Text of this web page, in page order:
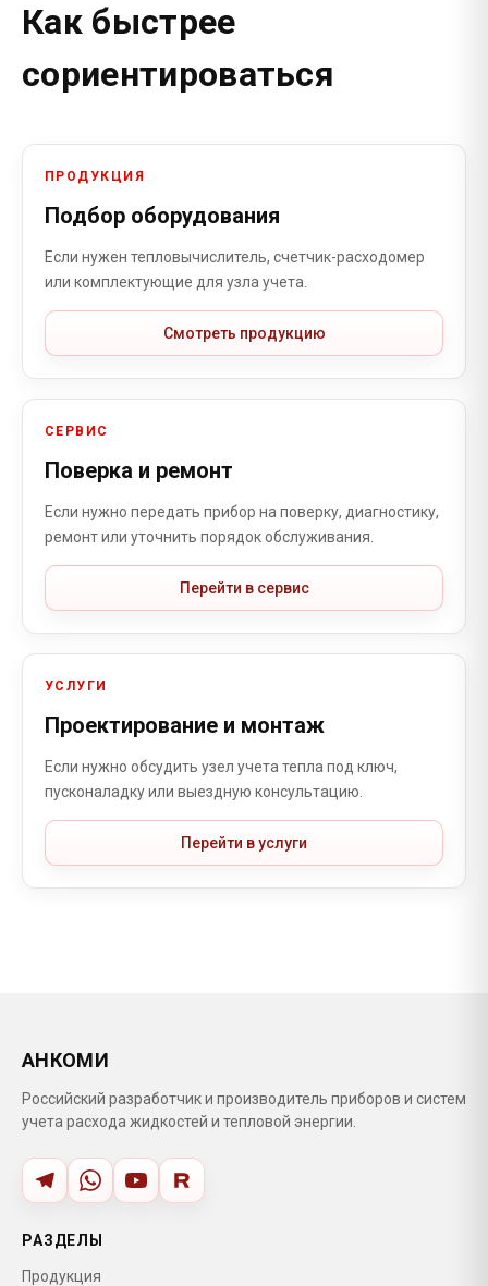
Как быстрее
сориентироваться
ПРОДУКЦИЯ
Подбор оборудования
Если нужен тепловычислитель, счетчик-расходомер
или комплектующие для узла учета.
Смотреть продукцию
СЕРВИС
Поверка и ремонт
Если нужно передать прибор на поверку, диагностику,
ремонт или уточнить порядок обслуживания.
Перейти в сервис
УСЛУГИ
Проектирование и монтаж
Если нужно обсудить узел учета тепла под ключ,
пусконаладку или выездную консультацию.
Перейти в услуги
АНКОМИ
Российский разработчик и производитель приборов и систем
учета расхода жидкостей и тепловой энергии.
РАЗДЕЛЫ
Продукция